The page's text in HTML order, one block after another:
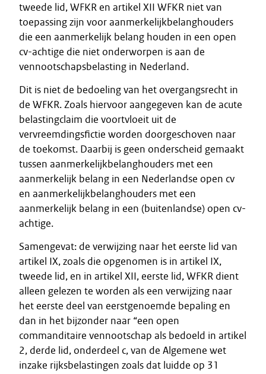
tweede lid, WFKR en artikel XII WFKR niet van
toepassing zijn voor aanmerkelijkbelanghouders
die een aanmerkelijk belang houden in een open
cv-achtige die niet onderworpen is aan de
vennootschapsbelasting in Nederland.
Dit is niet de bedoeling van het overgangsrecht in
de WFKR. Zoals hiervoor aangegeven kan de acute
belastingclaim die voortvloeit uit de
vervreemdingsfictie worden doorgeschoven naar
de toekomst. Daarbij is geen onderscheid gemaakt
tussen aanmerkelijkbelanghouders met een
aanmerkelijk belang in een Nederlandse open cv
en aanmerkelijkbelanghouders met een
aanmerkelijk belang in een (buitenlandse) open cv-
achtige.
Samengevat: de verwijzing naar het eerste lid van
artikel IX, zoals die opgenomen is in artikel IX,
tweede lid, en in artikel XII, eerste lid, WFKR dient
alleen gelezen te worden als een verwijzing naar
het eerste deel van eerstgenoemde bepaling en
dan in het bijzonder naar “een open
commanditaire vennootschap als bedoeld in artikel
2, derde lid, onderdeel c, van de Algemene wet
inzake rijksbelastingen zoals dat luidde op 31